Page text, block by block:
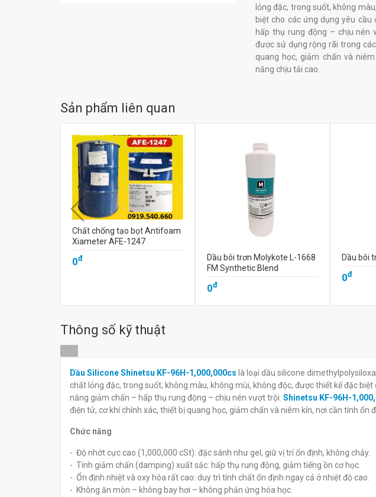
lỏng đặc, trong suốt, không
biệt cho các ứng dụng yêu
hấp thụ rung động – chịu nén
được sử dụng rộng rãi trong
quang học, giảm chấn và
năng chịu tải cao.
Sản phẩm liên quan
Chất chống tạo bọt Antifoam
Xiameter AFE-1247
0đ
Dầu bôi trơn Molykote L-1668
FM Synthetic Blend
0đ
Dầu bôi
0đ
Thông số kỹ thuật
Dầu Silicone Shinetsu KF-96H-1,000,000cs là loại dầu silicone
chất lỏng đặc, trong suốt, không màu, không mùi, không độc, được thiết kế đặc
năng giảm chấn – hấp thụ rung động – chịu nén vượt trội. Shinetsu KF-96H-
điện tử, cơ khí chính xác, thiết bị quang học, giảm chấn và niêm kín, nơi cần tính ổn
Chức năng
- Độ nhớt cực cao (1,000,000 cSt): đặc sánh như gel, giữ vị trí ổn định, không chảy.
- Tính giảm chấn (damping) xuất sắc: hấp thụ rung động, giảm tiếng ồn cơ học.
- Ổn định nhiệt và oxy hóa rất cao: duy trì tính chất ổn định ngay cả ở nhiệt độ cao.
- Không ăn mòn – không bay hơi – không phản ứng hóa học.